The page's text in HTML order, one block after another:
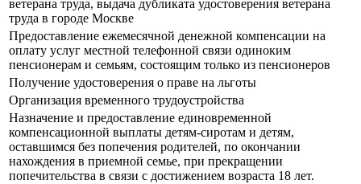
ветерана труда, выдача дубликата удостоверения ветерана
труда в городе Москве
Предоставление ежемесячной денежной компенсации на
оплату услуг местной телефонной связи одиноким
пенсионерам и семьям, состоящим только из пенсионеров
Получение удостоверения о праве на льготы
Организация временного трудоустройства
Назначение и предоставление единовременной
компенсационной выплаты детям-сиротам и детям,
оставшимся без попечения родителей, по окончании
нахождения в приемной семье, при прекращении
попечительства в связи с достижением возраста 18 лет.